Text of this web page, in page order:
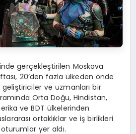
gerçekleştirilen Moskova
20’den fazla ülkeden önde
ve uzmanları bir
Orta Doğu, Hindistan,
ve BDT ülkelerinden
ortaklıklar ve iş birlikleri
yer aldı.